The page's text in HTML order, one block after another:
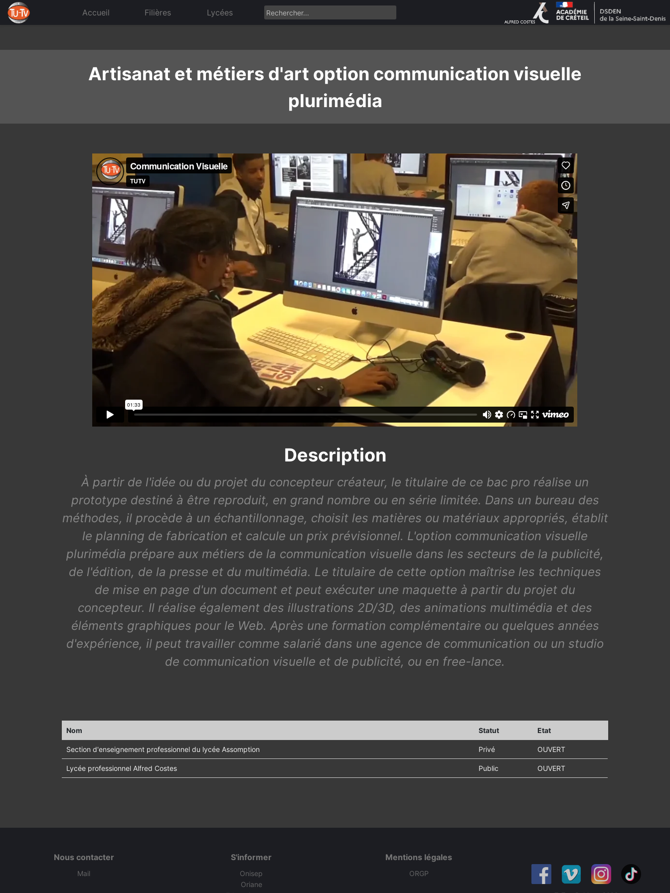
content
Accueil Filières Lycées
Artisanat et métiers d'art option communication visuelle
plurimédia
Description
À partir de l'idée ou du projet du concepteur créateur, le titulaire de ce bac pro réalise un
prototype destiné à être reproduit, en grand nombre ou en série limitée. Dans un bureau des
méthodes, il procède à un échantillonnage, choisit les matières ou matériaux appropriés, établit
le planning de fabrication et calcule un prix prévisionnel. L'option communication visuelle
plurimédia prépare aux métiers de la communication visuelle dans les secteurs de la publicité,
de l'édition, de la presse et du multimédia. Le titulaire de cette option maîtrise les techniques
de mise en page d'un document et peut exécuter une maquette à partir du projet du
concepteur. Il réalise également des illustrations 2D/3D, des animations multimédia et des
éléments graphiques pour le Web. Après une formation complémentaire ou quelques années
d'expérience, il peut travailler comme salarié dans une agence de communication ou un studio
de communication visuelle et de publicité, ou en free-lance.
Nom Statut Etat
Section d'enseignement professionnel du lycée Assomption Privé OUVERT
Lycée professionnel Alfred Costes Public OUVERT
Nous contacter
Mail
S'informer
Onisep
Oriane
Mentions légales
ORGP